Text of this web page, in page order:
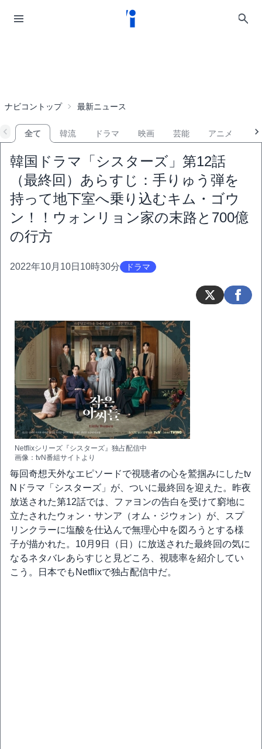
ナビコントップ 最新ニュース
全て 韓流 ドラマ 映画 芸能 アニメ
韓国ドラマ「シスターズ」第12話
（最終回）あらすじ：手りゅう弾を
持って地下室へ乗り込むキム・ゴウ
ン！！ウォンリョン家の末路と700億
の行方
2022年10月10日10時30分 ドラマ
Netflixシリーズ『シスターズ』独占配信中
画像：tvN番組サイトより
毎回奇想天外なエピソードで視聴者の心を鷲掴みにしたtv
Nドラマ「シスターズ」が、ついに最終回を迎えた。昨夜
放送された第12話では、ファヨンの告白を受けて窮地に
立たされたウォン・サンア（オム・ジウォン）が、スプ
リンクラーに塩酸を仕込んで無理心中を図ろうとする様
子が描かれた。10月9日（日）に放送された最終回の気に
なるネタバレあらすじと見どころ、視聴率を紹介してい
こう。日本でもNetflixで独占配信中だ。